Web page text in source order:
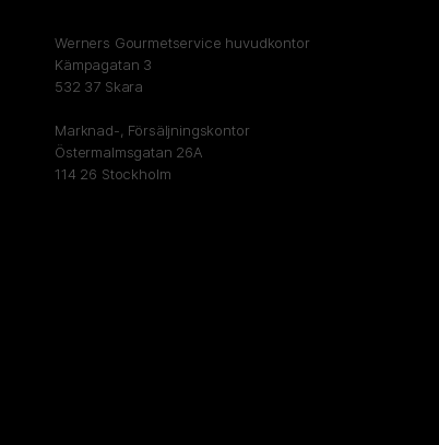
Werners Gourmetservice huvudkontor
Kämpagatan 3
532 37 Skara
Marknad-, Försäljningskontor
Östermalmsgatan 26A
114 26 Stockholm